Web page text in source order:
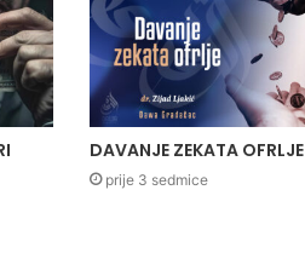
DAVANJE ZEKATA OFRLJE
prije 3 sedmice